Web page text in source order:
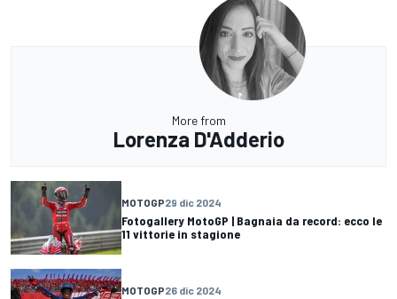
More from
Lorenza D'Adderio
MOTOGP29 dic 2024
Fotogallery MotoGP | Bagnaia da record: ecco le
11 vittorie in stagione
MOTOGP26 dic 2024